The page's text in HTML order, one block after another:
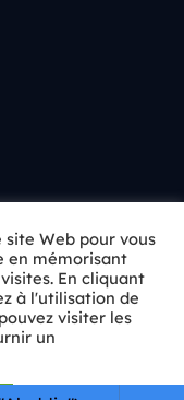
réservés.
site Web pour vous
en mémorisant
En cliquant
à l'utilisation de
visiter les
un